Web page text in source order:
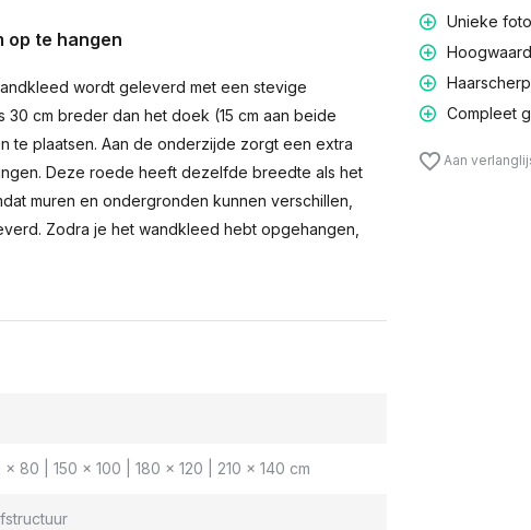
op te hangen
wordt geleverd met een stevige
cm breder dan het doek (15 cm aan beide
te plaatsen. Aan de onderzijde zorgt een extra
Deze roede heeft dezelfde breedte als het
muren en ondergronden kunnen verschillen,
Zodra je het wandkleed hebt opgehangen,
80 | 150 x 100 | 180 x 120 | 210 x 140 cm
Unieke
Compleet
Aan